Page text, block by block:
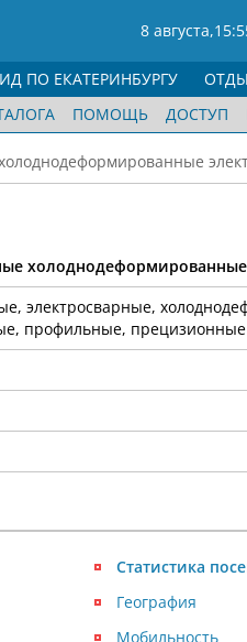
8 августа,
ПО ЕКАТЕРИНБУРГУ
ПОМОЩЬ ДОСТУП
холоднодеформированные
электросварные,
профильные, прецизионные
Статистика
География
Мобильность